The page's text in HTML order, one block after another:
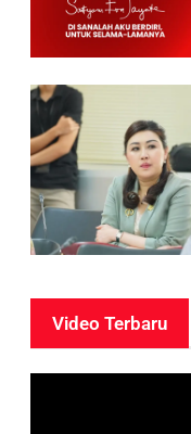
Video Terbaru